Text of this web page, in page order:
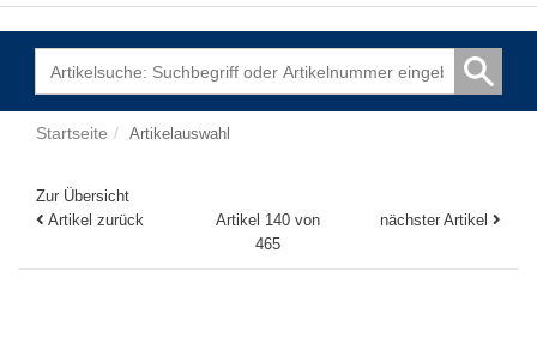
Startseite Artikelauswahl
Zur Übersicht
Artikel zurück
Artikel 140 von
465
nächster Artikel